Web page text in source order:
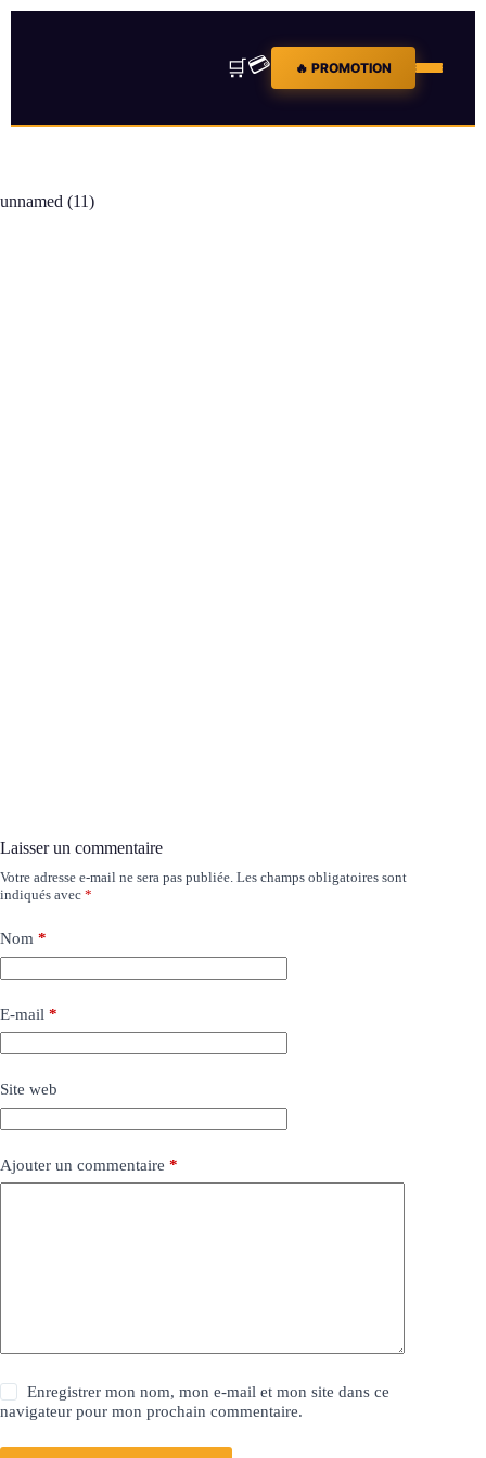
🛒💳 🔥 PROMOTION
unnamed (11)
Laisser un commentaire
Votre adresse e-mail ne sera pas publiée. Les champs obligatoires sont
indiqués avec *
Nom *
E-mail *
Site web
Ajouter un commentaire *
Enregistrer mon nom, mon e-mail et mon site dans ce
navigateur pour mon prochain commentaire.